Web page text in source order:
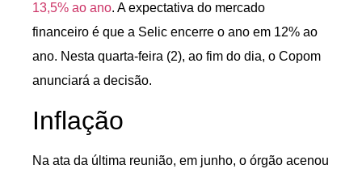
13,5% ao ano. A expectativa do mercado
financeiro é que a Selic encerre o ano em 12% ao
ano. Nesta quarta-feira (2), ao fim do dia, o Copom
anunciará a decisão.
Inflação
Na ata da última reunião, em junho, o órgão acenou